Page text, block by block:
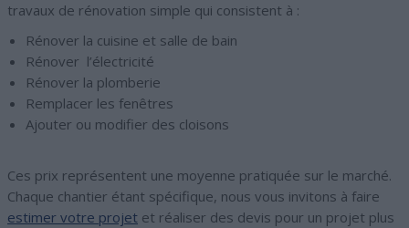
travaux de rénovation simple qui consistent à :
Rénover la cuisine et salle de bain
Rénover l’électricité
Rénover la plomberie
Remplacer les fenêtres
Ajouter ou modifier des cloisons
Ces prix représentent une moyenne pratiquée sur le marché.
Chaque chantier étant spécifique, nous vous invitons à faire
estimer votre projet et réaliser des devis pour un projet plus